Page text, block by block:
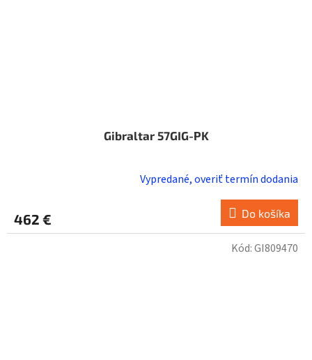
Gibraltar 57GIG-PK
Vypredané, overiť termín dodania
462 € Do košíka
Kód:GI809470